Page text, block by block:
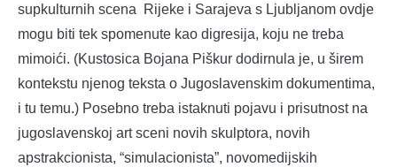
supkulturnih scena Rijeke i Sarajeva s Ljubljanom ovdje
mogu biti tek spomenute kao digresija, koju ne treba
mimoići. (Kustosica Bojana Piškur dodirnula je, u širem
kontekstu njenog teksta o Jugoslavenskim dokumentima,
i tu temu.) Posebno treba istaknuti pojavu i prisutnost na
jugoslavenskoj art sceni novih skulptora, novih
apstrakcionista, “simulacionista”, novomedijskih